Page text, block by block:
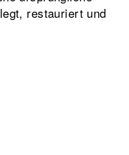
restauriert und